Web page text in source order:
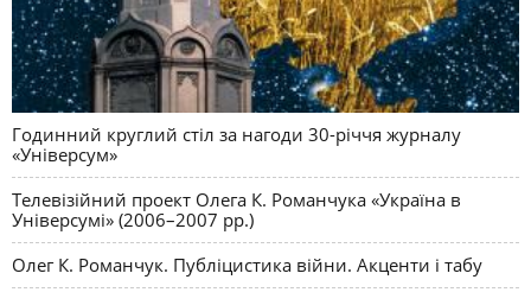
Годинний круглий стіл за нагоди 30-річчя журналу
«Універсум»
Телевізійний проект Олега К. Романчука «Україна в
Універсумі» (2006–2007 рр.)
Олег К. Романчук. Публіцистика війни. Акценти і табу